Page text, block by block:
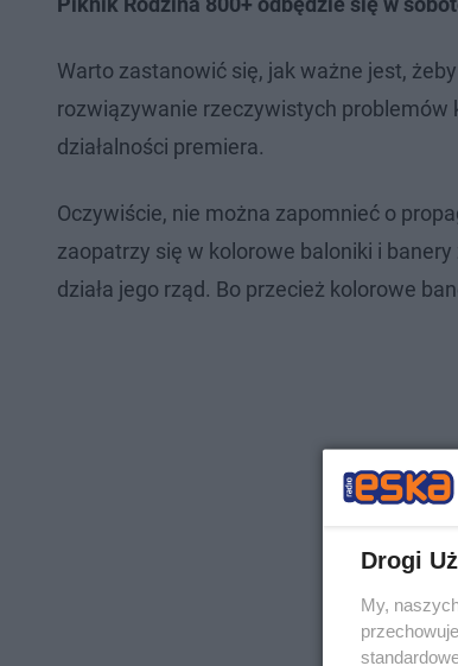
Warto zastanowić się, jak ważne jest,
rozwiązywanie rzeczywistych problemów
działalności premiera.
Oczywiście, nie można zapomnieć o
zaopatrzy się w kolorowe baloniki i
działa jego rząd. Bo przecież kolorowe
Drogi
My,